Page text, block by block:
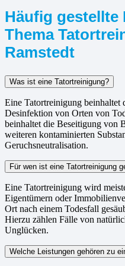
Häufig gestellte
Thema
Ramstedt
Was ist eine Tatortreinigung?
Eine Tatortreinigung beinhaltet
Desinfektion von Orten von
beinhaltet die Beseitigung von
weiteren kontaminierten
Geruchsneutralisation.
Für wen ist eine Tatortreinigung
Eine Tatortreinigung wird
Eigentümern oder
Ort nach einem Todesfall
Hierzu zählen Fälle von
Unglücken.
Welche Leistungen gehören zu